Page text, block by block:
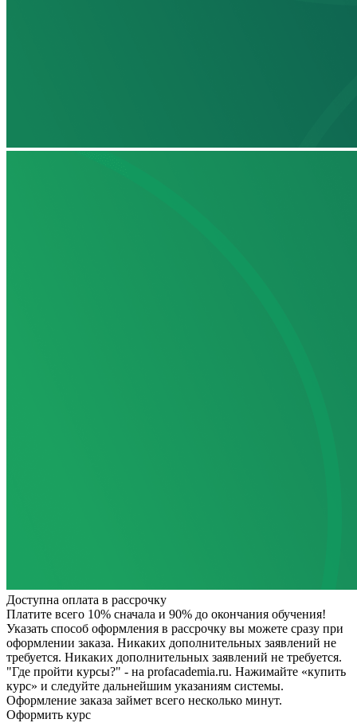
Доступна оплата в рассрочку
Платите всего 10% сначала и 90% до окончания обучения!
Указать способ оформления в рассрочку вы можете сразу при
оформлении заказа. Никаких дополнительных заявлений не
требуется. Никаких дополнительных заявлений не требуется.
"Где пройти курсы?" - на profacademia.ru. Нажимайте «купить
курс» и следуйте дальнейшим указаниям системы.
Оформление заказа займет всего несколько минут.
Оформить курс